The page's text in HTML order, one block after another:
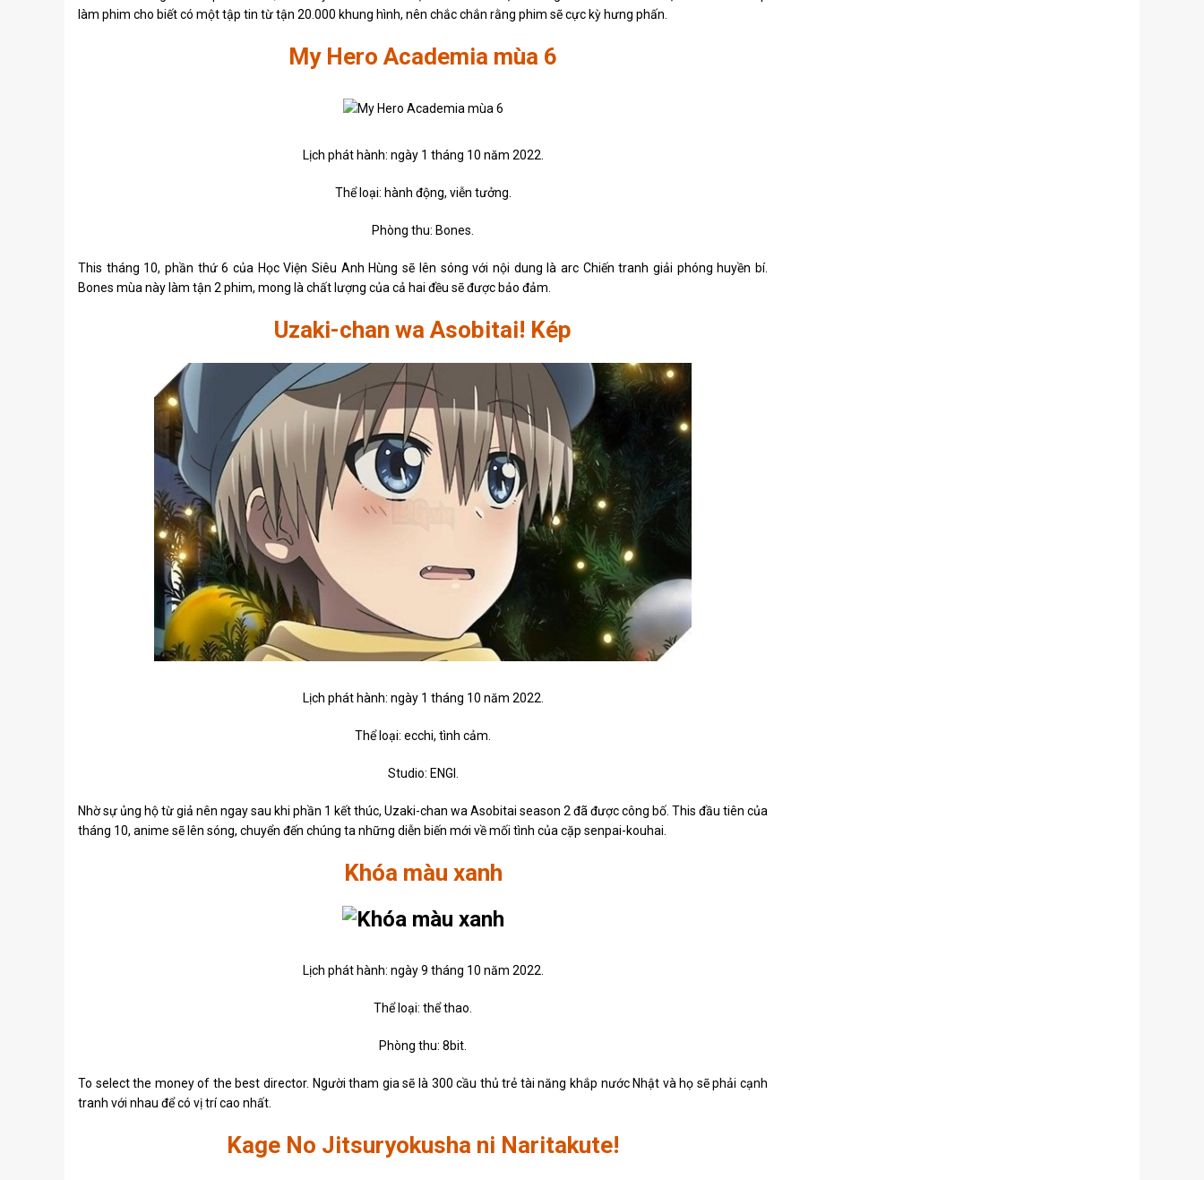
làm phim cho biết có một tập tin từ tận 20.000 khung hình, nên chắc chắn rằng phim sẽ cực kỳ hưng phấn.
My Hero Academia mùa 6
Lịch phát hành: ngày 1 tháng 10 năm 2022.
Thể loại: hành động, viễn tưởng.
Phòng thu: Bones.
This tháng 10, phần thứ 6 của Học Viện Siêu Anh Hùng sẽ lên sóng với nội dung là arc Chiến tranh giải phóng huyền bí.
Bones mùa này làm tận 2 phim, mong là chất lượng của cả hai đều sẽ được bảo đảm.
Uzaki-chan wa Asobitai! Kép
Lịch phát hành: ngày 1 tháng 10 năm 2022.
Thể loại: ecchi, tình cảm.
Studio: ENGI.
Nhờ sự ủng hộ từ giả nên ngay sau khi phần 1 kết thúc, Uzaki-chan wa Asobitai season 2 đã được công bố. This đầu tiên của
tháng 10, anime sẽ lên sóng, chuyển đến chúng ta những diễn biến mới về mối tình của cặp senpai-kouhai.
Khóa màu xanh
Lịch phát hành: ngày 9 tháng 10 năm 2022.
Thể loại: thể thao.
Phòng thu: 8bit.
To select the money of the best director. Người tham gia sẽ là 300 cầu thủ trẻ tài năng khắp nước Nhật và họ sẽ phải cạnh
tranh với nhau để có vị trí cao nhất.
Kage No Jitsuryokusha ni Naritakute!